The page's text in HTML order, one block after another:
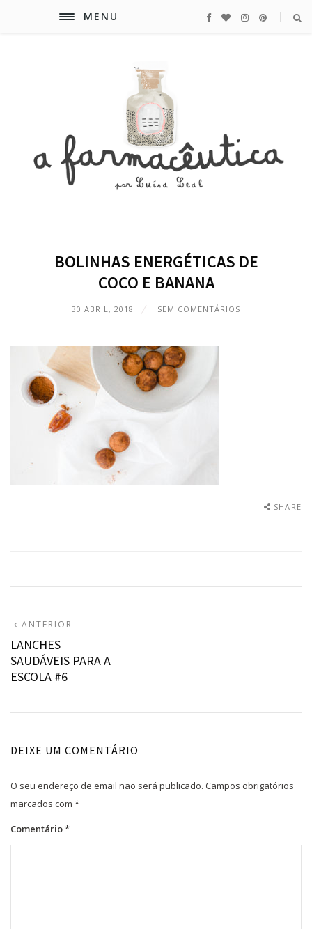
MENU
BOLINHAS ENERGÉTICAS DE
COCO E BANANA
30 ABRIL, 2018 SEM COMENTÁRIOS
SHARE
Navegação
de
artigos
ANTERIOR
LANCHES
SAUDÁVEIS PARA A
ESCOLA #6
DEIXE UM COMENTÁRIO
O seu endereço de email não será publicado. Campos obrigatórios
marcados com *
Comentário*